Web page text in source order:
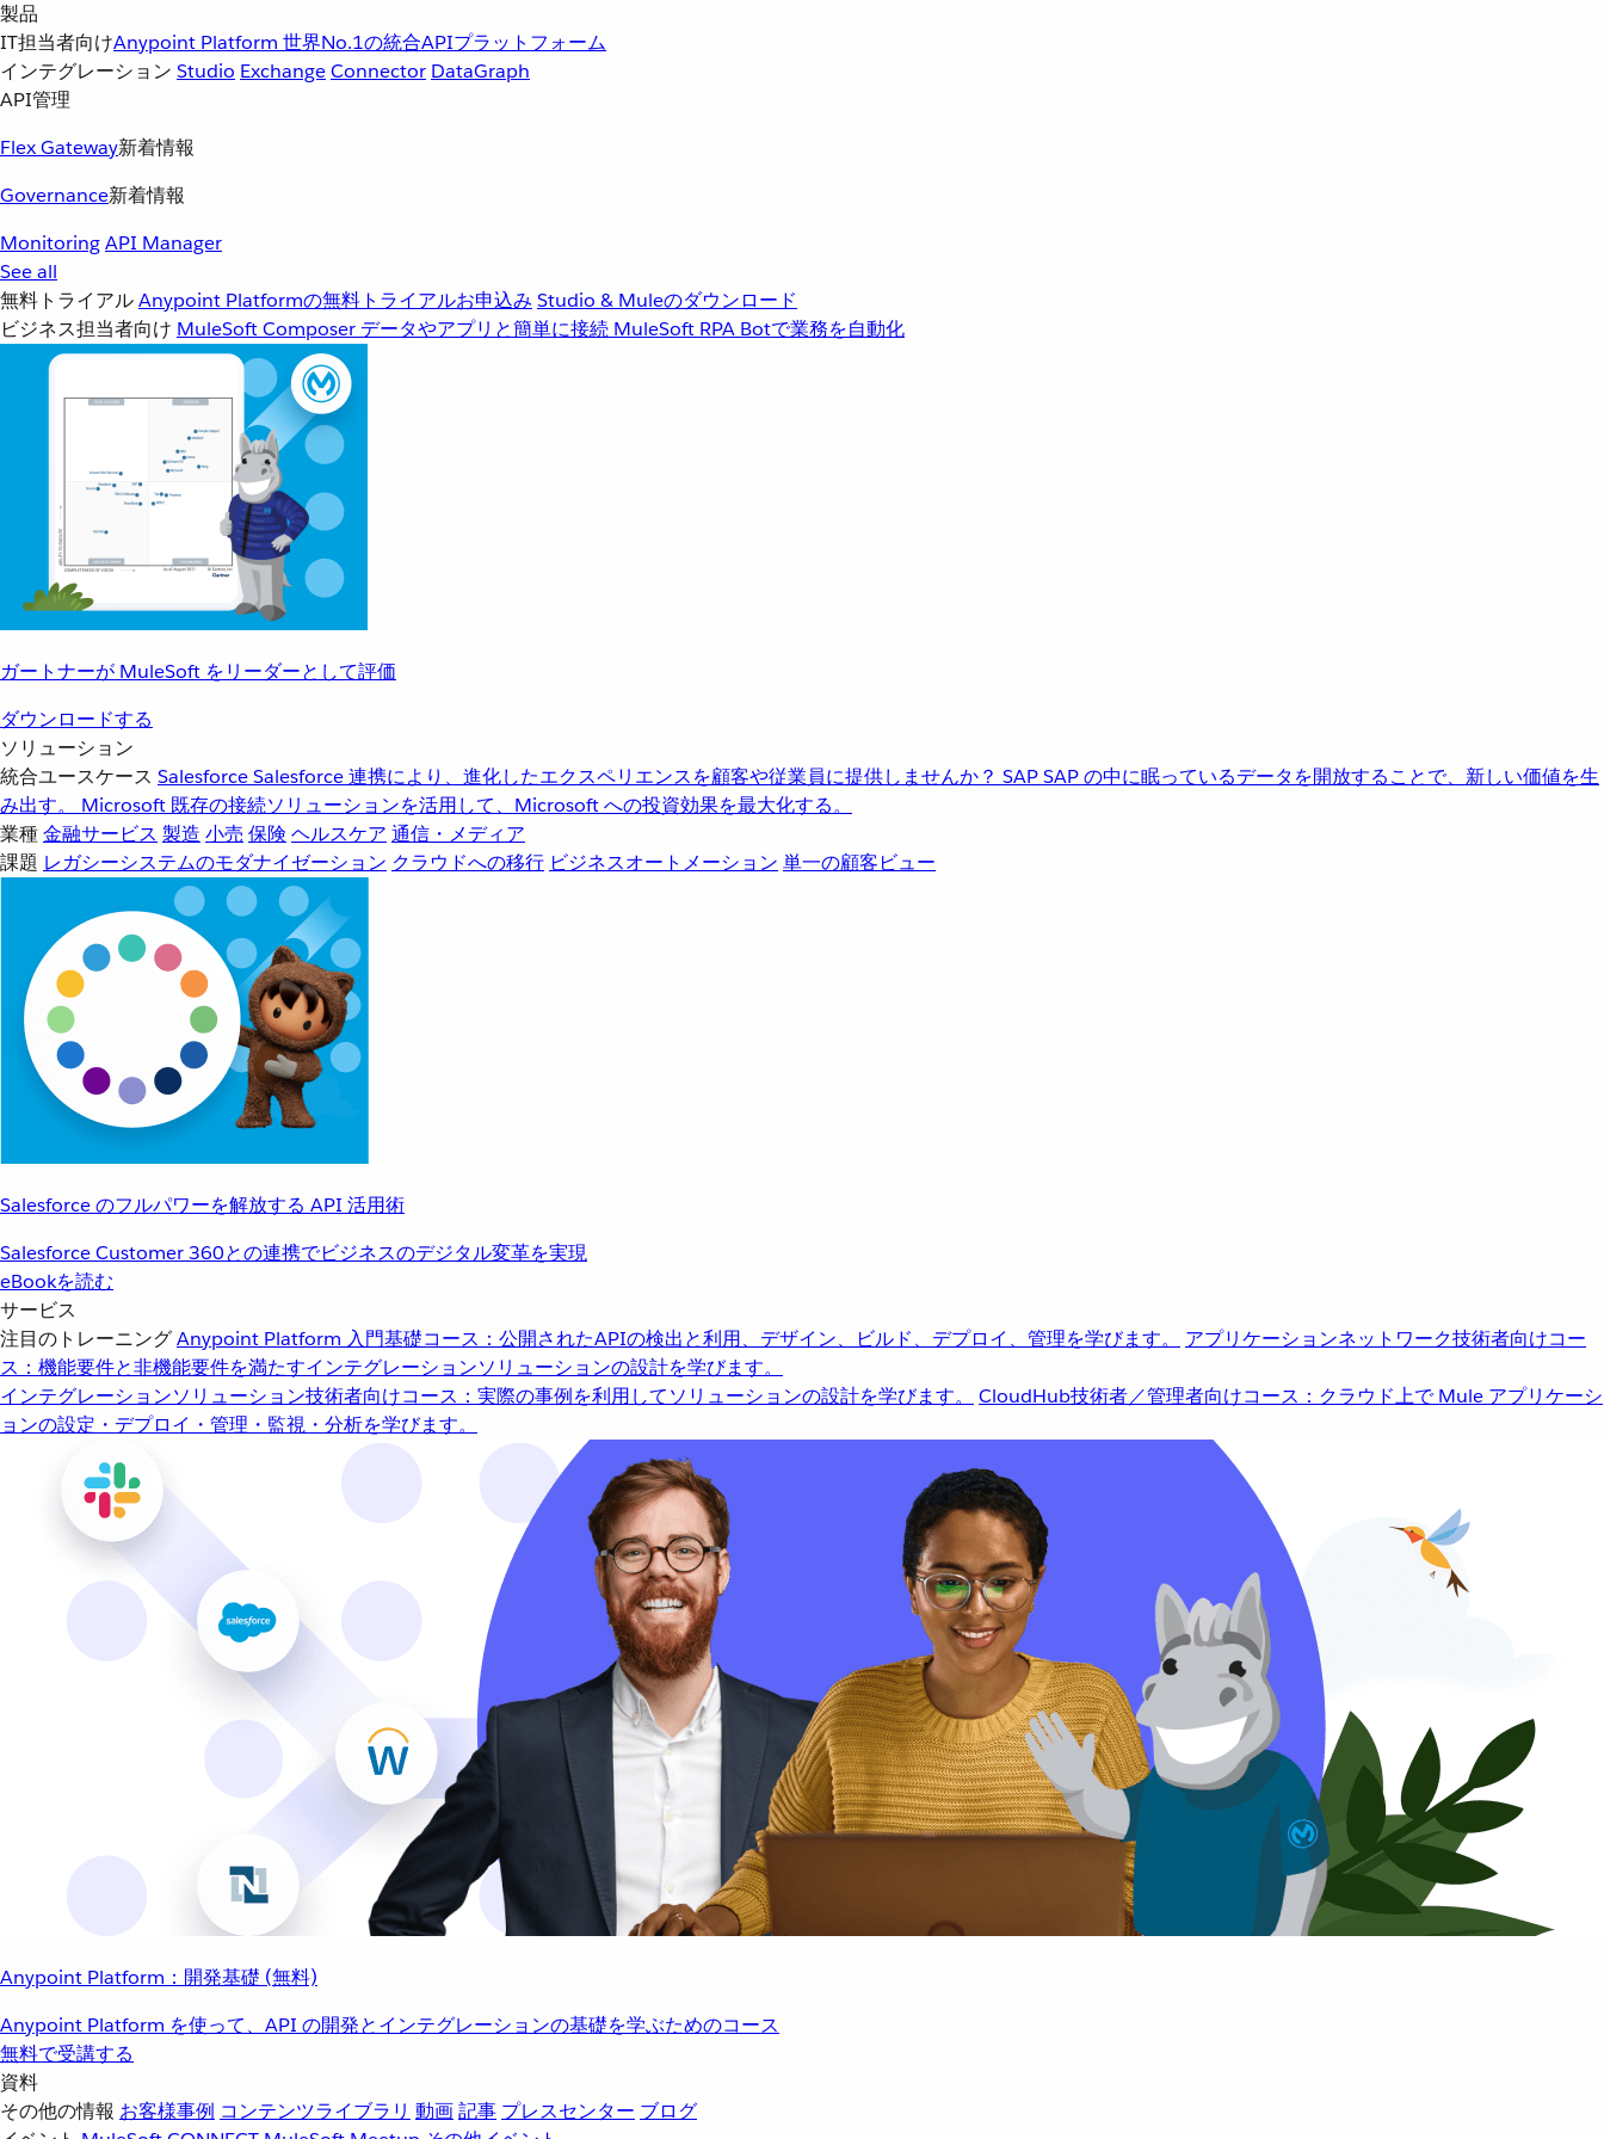
製品
IT担当者向けAnypoint Platform 世界No.1の統合APIプラットフォーム
インテグレーション Studio ExchangeConnector DataGraph
API管理
Flex Gateway新着情報
Governance新着情報
MonitoringAPI Manager
See all
無料トライアルAnypoint Platformの無料トライアルお申込み Studio & Muleのダウンロード
ビジネス担当者向け MuleSoft Composer データやアプリと簡単に接続 MuleSoft RPA Botで業務を自動化
ガートナーが MuleSoft をリーダーとして評価
ダウンロードする
ソリューション
統合ユースケース SalesforceSalesforce 連携により、進化したエクスペリエンスを顧客や従業員に提供しませんか？ SAPSAP の中に眠っているデータを開放することで、新しい価値を生
み出す。
Microsoft 既存の接続ソリューションを活用して、Microsoft への投資効果を最大化する。
業種金融サービス 製造 小売 保険 ヘルスケア 通信・メディア
課題 レガシーシステムのモダナイゼーション クラウドへの移行 ビジネスオートメーション 単一の顧客ビュー
Salesforce のフルパワーを解放する API 活用術
Salesforce Customer 360との連携でビジネスのデジタル変革を実現
eBookを読む
サービス
注目のトレーニングAnypoint Platform 入門基礎コース：公開されたAPIの検出と利用、デザイン、ビルド、デプロイ、管理を学びます。 アプリケーションネットワーク技術者向けコー
ス：機能要件と非機能要件を満たすインテグレーションソリューションの設計を学びます。
インテグレーションソリューション技術者向けコース：実際の事例を利用してソリューションの設計を学びます。 CloudHub技術者／管理者向けコース：クラウド上で Mule アプリケーシ
ョンの設定・デプロイ・管理・監視・分析を学びます。
Anypoint Platform：開発基礎 (無料)
Anypoint Platform を使って、API の開発とインテグレーションの基礎を学ぶためのコース
無料で受講する
資料
その他の情報 お客様事例 コンテンツライブラリ 動画記事 プレスセンター ブログ